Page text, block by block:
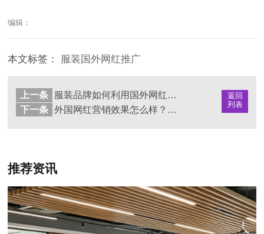
编辑：
本文标签： 服装国外网红推广
返回
列表
上一条
服装品牌如何利用国外网红营销打入国际市场
下一条
外国网红营销效果怎么样？如何通过海外网红打造品牌出海之路
推荐资讯